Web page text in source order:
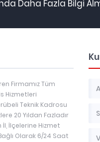
Daha Fazla Bilgi
Firmamız Tüm
Hizmetleri
Teknik Kadrosu
20 Yıldan Fazladır
İlçelerine Hizmet
Olarak 6/24 Saat